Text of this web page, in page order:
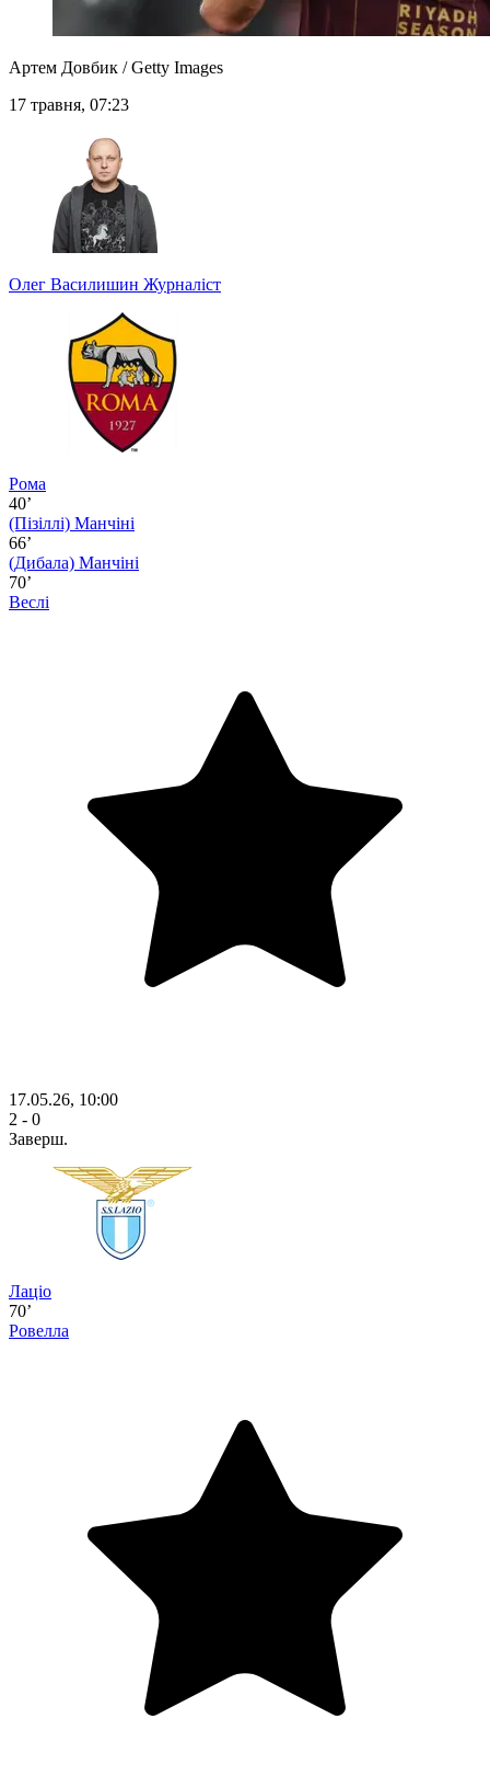
Артем Довбик / Getty Images
17 травня, 07:23
Олег Василишин Журналіст
Рома
40’
(Пізіллі) Манчіні
66’
(Дибала) Манчіні
70’
Веслі
17.05.26, 10:00
2 - 0
Заверш.
Лаціо
70’
Ровелла